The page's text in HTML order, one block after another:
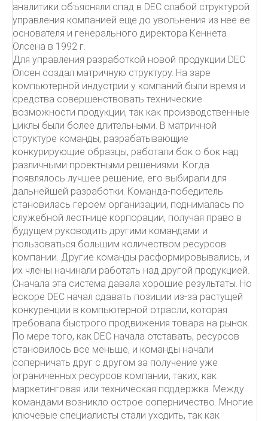
аналитики объясняли спад в DEC слабой структурой
управления компанией еще до увольнения из нее ее
основателя и генерального директора Кеннета
Олсена в 1992 г.
Для управления разработкой новой продукции DEC
Олсен создал матричную структуру. На заре
компьютерной индустрии у компаний были время и
средства совершенствовать технические
возможности продукции, так как производственные
циклы были более длительными. В матричной
структуре команды, разрабатывающие
конкурирующие образцы, работали бок о бок над
различными проектными решениями. Когда
появлялось лучшее решение, его выбирали для
дальнейшей разработки. Команда-победитель
становилась героем организации, поднималась по
служебной лестнице корпорации, получая право в
будущем руководить другими командами и
пользоваться большим количеством ресурсов
компании. Другие команды расформировывались, и
их члены начинали работать над другой продукцией.
Сначала эта система давала хорошие результаты. Но
вскоре DEC начал сдавать позиции из-за растущей
конкуренции в компьютерной отрасли, которая
требовала быстрого продвижения товара на рынок.
По мере того, как DEC начала отставать, ресурсов
становилось все меньше, и команды начали
соперничать друг с другом за получение уже
ограниченных ресурсов компании, таких, как
маркетинговая или техническая поддержка. Между
командами возникло острое соперничество. Многие
ключевые специалисты стали уходить, так как